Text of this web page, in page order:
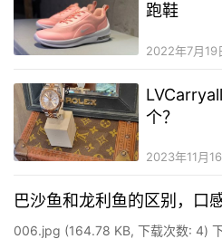
跑鞋
2022年7月19
个？
2023年11月
巴沙鱼和龙利鱼的区别，口
006.jpg (164.78 KB, 下载次数: 4)